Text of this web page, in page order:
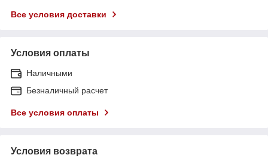
Все условия доставки
Условия оплаты
Наличными
Безналичный расчет
Все условия оплаты
Условия возврата